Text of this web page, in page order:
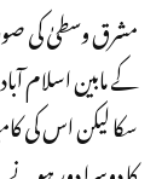
مشرق وسطیٰ کی
کے مابین اسلام
سکا لیکن اس کی